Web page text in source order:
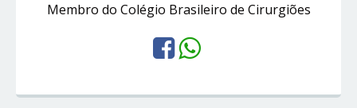
Membro do Colégio Brasileiro de Cirurgiões